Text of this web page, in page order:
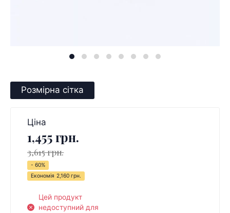
Розмірна сітка
Ціна
1,455 грн.
3,615 грн.
- 60%
Економія 2,160 грн.
Цей продукт
недоступний для